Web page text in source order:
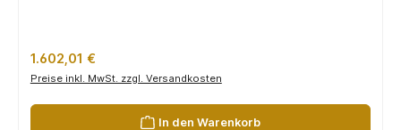
Regulärer Preis:
1.602,01 €
Preise inkl. MwSt. zzgl. Versandkosten
In den Warenkorb